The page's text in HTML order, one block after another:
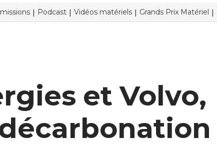
Podcast Vidéos matériels Grands Prix Matériel
et Volvo,